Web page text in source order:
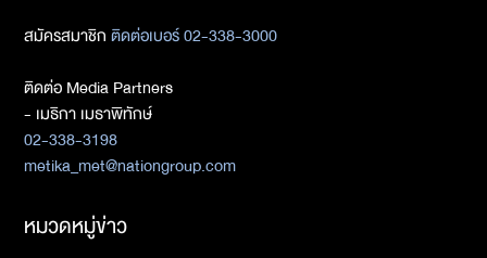
สมัครสมาชิกติดต่อเบอร์ 02-338-3000
ติดต่อ Media Partners
- เมธิกา เมธาพิทักษ์
02-338-3198
metika_met@nationgroup.com
หมวดหมู่ข่าว